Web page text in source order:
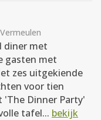
diner met
gasten met
zes uitgekiende
voor tien
'The Dinner Party'
tafel... bekijk